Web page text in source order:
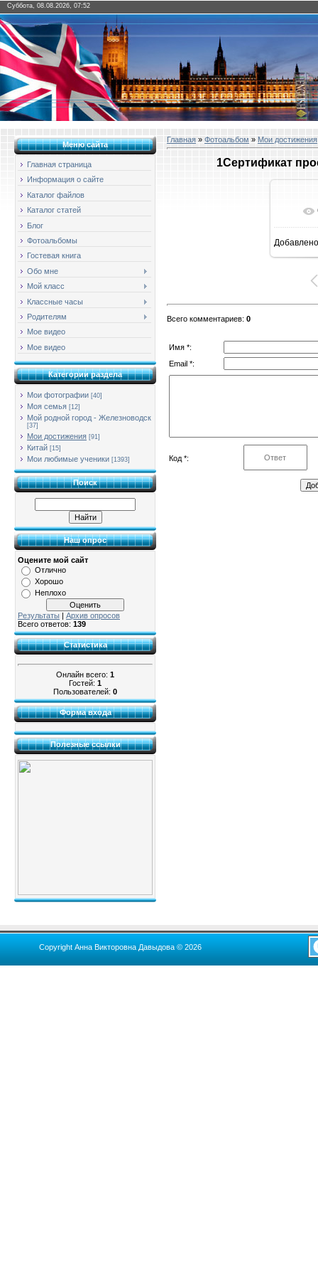
Суббота, 08.08.2026, 07:52
Меню сайта
Главная страница
Информация о сайте
Каталог файлов
Каталог статей
Блог
Фотоальбомы
Гостевая книга
Обо мне
Мой класс
Классные часы
Родителям
Мое видео
Мое видео
Категории раздела
Мои фотографии [40]
Моя семья [12]
Мой родной город - Железноводск
[37]
Мои достижения [91]
Китай [15]
Мои любимые ученики [1393]
Поиск
Наш опрос
Оцените мой сайт
Отлично
Хорошо
Неплохо
Результаты | Архив опросов
Всего ответов: 139
Статистика
Онлайн всего: 1
Гостей: 1
Пользователей: 0
Форма входа
Полезные ссылки
Главная » Фотоальбом » Мои достижения
1Сертификат
Добавлено
Всего комментариев: 0
Имя *:
Email *:
Код *:
Copyright Анна Викторовна Давыдова © 2026